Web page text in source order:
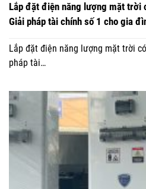
Lắp đặt điện năng lượng mặt trời
Giải pháp tài chính số 1 cho gia
Lắp đặt điện năng lượng mặt trời
pháp tài…